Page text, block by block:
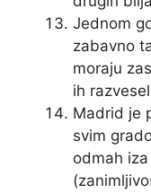
Jednom
zabavno
moraju
ih
Madrid je
svim
odmah